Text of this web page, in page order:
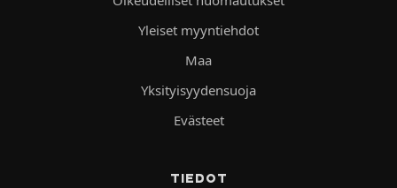
Yleiset myyntiehdot
Maa
Yksityisyydensuoja
Evästeet
TIEDOT